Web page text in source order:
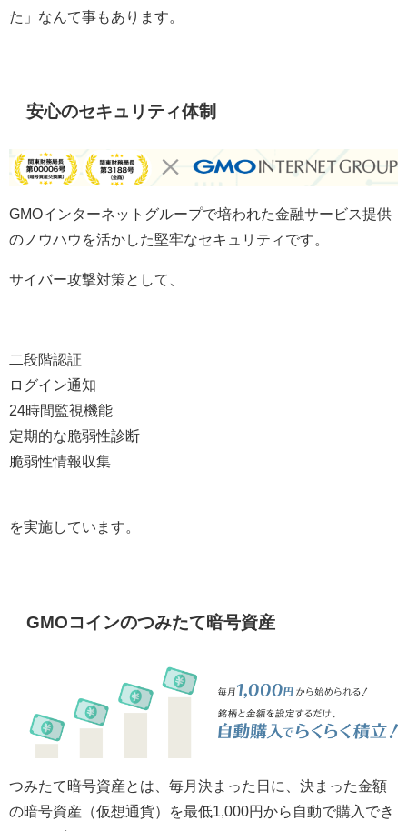
た」なんて事もあります。
安心のセキュリティ体制
GMOインターネットグループで培われた金融サービス提供
のノウハウを活かした堅牢なセキュリティです。
サイバー攻撃対策として、
二段階認証
ログイン通知
24時間監視機能
定期的な脆弱性診断
脆弱性情報収集
を実施しています。
GMOコインのつみたて暗号資産
つみたて暗号資産とは、毎月決まった日に、決まった金額
の暗号資産（仮想通貨）を最低1,000円から自動で購入でき